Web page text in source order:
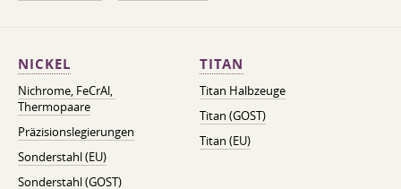
NICKEL
Nichrome, FeСrAl, ​​
Thermopaare
Präzisionslegierungen
Sonderstahl (EU)
Sonderstahl (GOST)
TITAN
Titan Halbzeuge
Titan (GOST)
Titan (EU)